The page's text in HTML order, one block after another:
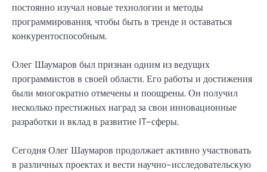
постоянно изучал новые технологии и методы
программирования, чтобы быть в тренде и оставаться
конкурентоспособным.
Олег Шаумаров был признан одним из ведущих
программистов в своей области. Его работы и достижения
были многократно отмечены и поощрены. Он получил
несколько престижных наград за свои инновационные
разработки и вклад в развитие IT-сферы.
Сегодня Олег Шаумаров продолжает активно участвовать
в различных проектах и вести научно-исследовательскую